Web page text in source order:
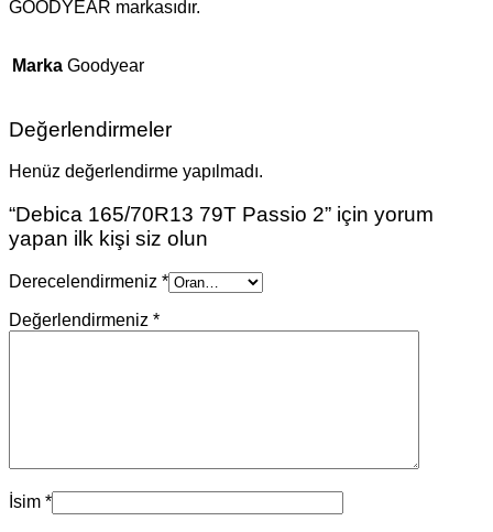
GOODYEAR markasıdır.
Marka Goodyear
Değerlendirmeler
Henüz değerlendirme yapılmadı.
“Debica 165/70R13 79T Passio 2” için yorum
yapan ilk kişi siz olun
Derecelendirmeniz *
Değerlendirmeniz *
İsim *